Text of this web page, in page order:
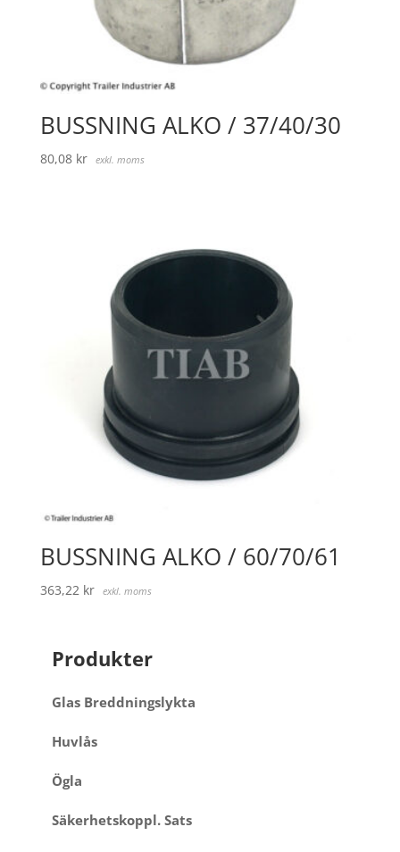
BUSSNING ALKO / 37/40/30
80,08 kr exkl. moms
BUSSNING ALKO / 60/70/61
363,22 kr exkl. moms
Produkter
Glas Breddningslykta
Huvlås
Ögla
Säkerhetskoppl. Sats